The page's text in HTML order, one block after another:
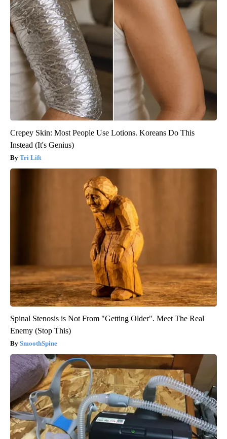
Crepey Skin: Most People Use Lotions. Koreans Do This
Instead (It's Genius)
Tri Lift
Spinal Stenosis is Not From "Getting Older". Meet The Real
Enemy (Stop This)
SmoothSpine